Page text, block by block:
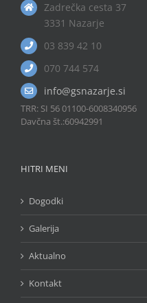
Zadrečka cesta 37
3331 Nazarje
03 839 42 10
070 744 574
info@gsnazarje.si
TRR: SI 56 01100-6008340956
Davčna št.:60942991
HITRI MENI
Dogodki
Galerija
Aktualno
Kontakt